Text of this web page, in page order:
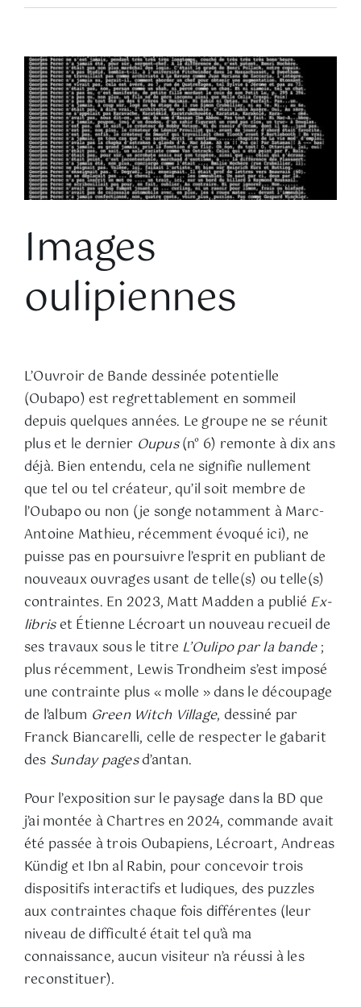
Voir
l'image
agrandie
Images
oulipiennes
L’Ouvroir de Bande dessinée potentielle
(Oubapo) est regrettablement en sommeil
depuis quelques années. Le groupe ne se réunit
plus et le dernier Oupus(n° 6) remonte à dix ans
déjà. Bien entendu, cela ne signifie nullement
que tel ou tel créateur, qu’il soit membre de
l’Oubapo ou non (je songe notamment à Marc-
Antoine Mathieu, récemment évoqué ici), ne
puisse pas en poursuivre l’esprit en publiant de
nouveaux ouvrages usant de telle(s) ou telle(s)
contraintes. En 2023, Matt Madden a publié Ex-
libriset Étienne Lécroart un nouveau recueil de
ses travaux sous le titre L’Oulipo par la bande;
plus récemment, Lewis Trondheim s’est imposé
une contrainte plus « molle » dans le découpage
de l’album Green Witch Village, dessiné par
Franck Biancarelli, celle de respecter le gabarit
des Sunday pagesd’antan.
Pour l’exposition sur le paysage dans la BD que
j’ai montée à Chartres en 2024, commande avait
été passée à trois Oubapiens, Lécroart, Andreas
Kündig et Ibn al Rabin, pour concevoir trois
dispositifs interactifs et ludiques, des puzzles
aux contraintes chaque fois différentes (leur
niveau de difficulté était tel qu’à ma
connaissance, aucun visiteur n’a réussi à les
reconstituer).